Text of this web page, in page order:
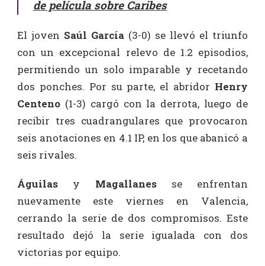
de película sobre Caribes
El joven Saúl García (3-0) se llevó el triunfo
con un excepcional relevo de 1.2 episodios,
permitiendo un solo imparable y recetando
dos ponches. Por su parte, el abridor Henry
Centeno (1-3) cargó con la derrota, luego de
recibir tres cuadrangulares que provocaron
seis anotaciones en 4.1 IP, en los que abanicó a
seis rivales.
Águilas y Magallanesse enfrentan
nuevamente este viernes en Valencia,
cerrando la serie de dos compromisos. Este
resultado dejó la serie igualada con dos
victorias por equipo.